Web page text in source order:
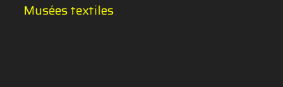
Musées textiles